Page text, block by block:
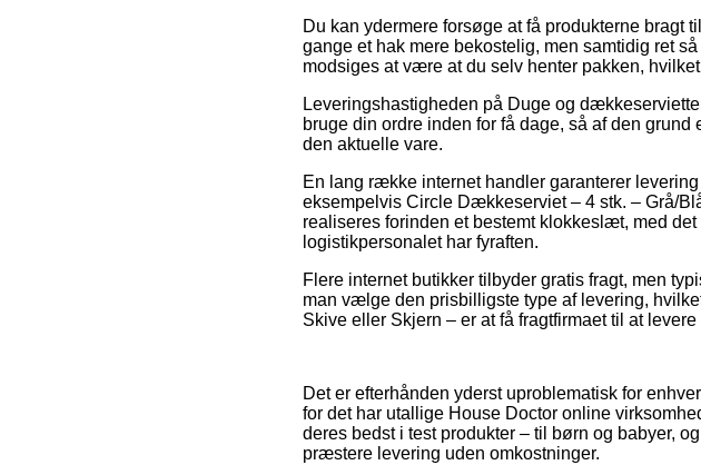
Du kan ydermere forsøge at få produkterne bragt
gange et hak mere bekostelig, men samtidig ret
modsiges at være at du selv henter pakken,
Leveringshastigheden på Duge og
bruge din ordre inden for få dage, så af den
den aktuelle vare.
En lang række internet handler garanterer
eksempelvis Circle Dækkeserviet – 4 stk. – Grå/
realiseres forinden et bestemt klokkeslæt, med
logistikpersonalet har fyraften.
Flere internet butikker tilbyder gratis fragt, men
man vælge den prisbilligste type af levering,
Skive eller Skjern – er at få fragtfirmaet til at
Det er efterhånden yderst uproblematisk for
for det har utallige House Doctor online
deres bedst i test produkter – til børn og babyer,
præstere levering uden omkostninger.